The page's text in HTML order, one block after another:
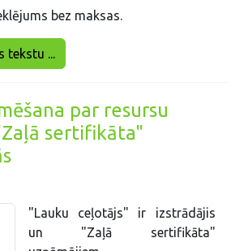
bez maksas.
tekstu ...
par resursu
sertifikāta"
"Lauku ceļotājs" ir izstrādājis
un "Zaļā sertifikāta"